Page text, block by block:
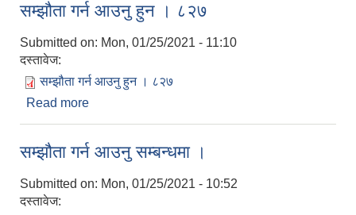
सम्झौता गर्न आउनु हुन । ८२७
Submitted on: Mon, 01/25/2021 - 11:10
दस्तावेज:
सम्झौता गर्न आउनु हुन । ८२७
Read more
सम्झौता गर्न आउनु सम्बन्धमा ।
Submitted on: Mon, 01/25/2021 - 10:52
दस्तावेज: